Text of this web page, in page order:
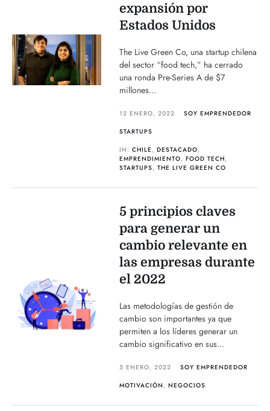
expansión por
Estados Unidos
The Live Green Co, una startup chilena
del sector “food tech,” ha cerrado
una ronda Pre-Series A de $7
millones...
12 ENERO, 2022
SOY EMPRENDEDOR
STARTUPS
IN:CHILE ,DESTACADO,
EMPRENDIMIENTO,FOOD TECH,
STARTUPS,THE LIVE GREEN CO
5 principios claves
para generar un
cambio relevante en
las empresas durante
el 2022
Las metodologías de gestión de
cambio son importantes ya que
permiten a los líderes generar un
cambio significativo en sus...
5 ENERO, 2022
SOY EMPRENDEDOR
MOTIVACIÓN ,NEGOCIOS